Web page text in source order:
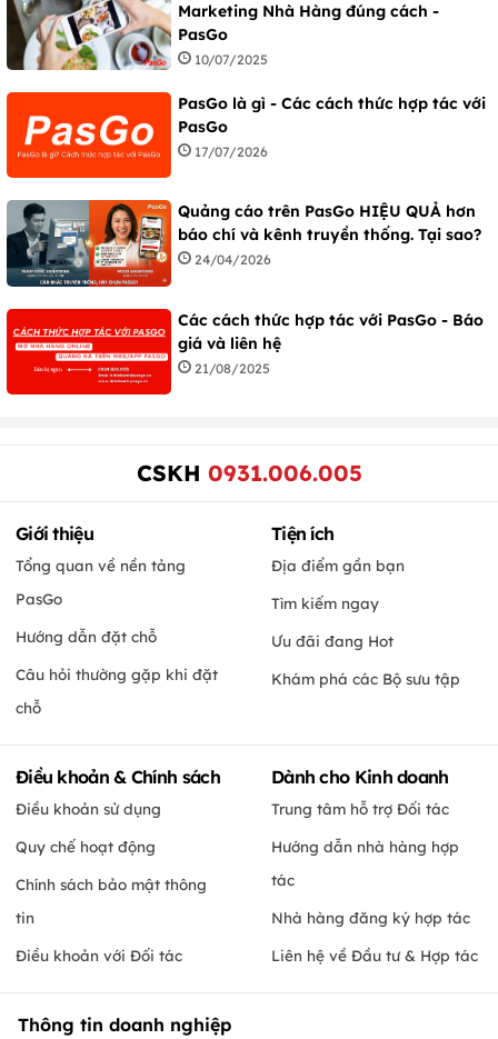
Marketing Nhà Hàng đúng cách -
PasGo
10/07/2025
PasGo là gì - Các cách thức hợp tác với
PasGo
17/07/2026
Quảng cáo trên PasGo HIỆU QUẢ hơn
báo chí và kênh truyền thống. Tại sao?
24/04/2026
Các cách thức hợp tác với PasGo - Báo
giá và liên hệ
21/08/2025
CSKH 0931.006.005
Giới thiệu
Tổng quan về nền tảng
PasGo
Hướng dẫn đặt chỗ
Câu hỏi thường gặp khi đặt
chỗ
Tiện ích
Địa điểm gần bạn
Tìm kiếm ngay
Ưu đãi đang Hot
Khám phá các Bộ sưu tập
Điều khoản & Chính sách
Điều khoản sử dụng
Quy chế hoạt động
Chính sách bảo mật thông
tin
Điều khoản với Đối tác
Dành cho Kinh doanh
Trung tâm hỗ trợ Đối tác
Hướng dẫn nhà hàng hợp
tác
Nhà hàng đăng ký hợp tác
Liên hệ về Đầu tư & Hợp tác
Thông tin doanh nghiệp